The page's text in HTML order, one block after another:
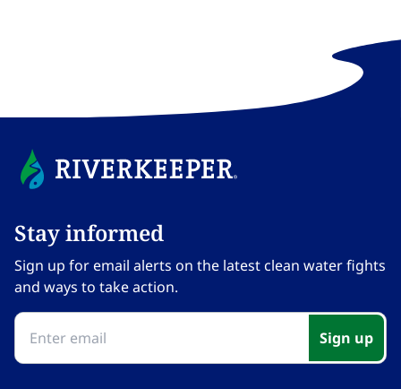
Stay informed​​​​‌ ‍ ​‍​‍‌‍ ‌ ​‍‌‍‍‌‌‍‌ ‌‍‍‌‌‍ ‍​‍​‍​ ‍‍​‍​‍‌ ​ ‌‍​‌‌‍ ‍‌‍‍‌‌ ‌​‌ ‍‌​‍ ‍‌‍‍‌‌‍ ​‍​‍​‍ ​​‍​‍‌‍‍​‌ ​‍‌‍‌‌‌‍‌‍​‍​‍​ ‍‍​‍​‍‌‍‍​‌ ‌​‌ ‌​‌ ​​‌ ​ ​ ‍‍​‍ ​‍ ‌‍​ ‌‍ ‌‌ ​ ​‍ ‍‌‍ ‌‌‍​‌‌‍‍‌‌‍ ‍​‍ ‍​ ​‍​ ​​​ ​‍​ ‌​‌ ​‍‌‍‌‌‌‍‌​‌‍‌‌‌ ​ ‌‍‍‌‌‍‌ ‌‍ ‍​‍ ‍‌ ​‍‌‍‍‌‌ ‌‍‌‍‌‌‌ ​‍‌‍‍ ‌‍‌‌‌‍‌‌‌ ​​‌‍‌‌‌ ​‍​‍ ‍‌‍ ‌ ​‍‌‍‌ ​‍ ‌‍‍‌‌‍ ‍‌ ‌​‌‍‌‌‌‍ ‍‌ ‌​​‍ ‌‍‌‌‌‍‌​‌‍‍‌‌ ‌​​‍ ‌‍ ‌‌‍ ‌‍‌​‌‍‌‌​ ‌‌ ​​‌ ​‍‌‍‌‌‌ ​ ‌‍‌‌‌‍ ‍‌ ‌​‌‍​‌‌ ‌​‌‍‍‌‌‍ ‌‍ ‍​ ‍ ‌‍‍‌‌‍‌​​ ‌‌‍‌‍‌‍ ‌‍ ‌ ‌​‌‍‌‌‌ ​‍​ ‍ ‌ ‌​‌ ‍‌‌ ​​‌‍‌‌​ ‌‌‍‌‍‌‍ ‌‍ ‌ ‌​‌‍‌‌‌ ​‍​ ‍ ‌ ​​‌‍​‌‌ ‌​‌‍‍​​ ‌‌‍ ‍‌‍‌‌‌ ‌ ‌ ​ ‌‍ ​‌‍‌‌‌ ‌​‌ ‌​‌‍‌‌‌ ​‍​‍ ‍‌ ‌​‌‍‍‌‌ ‌​‌‍ ​‌‍‌‌​ ‌‍​‍‌‍​‌‌ ​ ‌‍‌‌‌‌‌‌‌ ​‍‌‍ ​​ ‌‌‍‍​‌ ‌​‌ ‌​‌ ​​‌ ​ ​‍‌‌​ ​ ‌​​‌​‍‌‌​ ​‍‌​‌‍​‍‌‌​ ​‍‌​‌‍‌‍​ ‌‍ ‌‌ ​ ​‍ ‍‌‍ ‌‌‍​‌‌‍‍‌‌‍ ‍​‍ ‍​ ​‍​ ​​​ ​‍​ ‌​‌ ​‍‌‍‌‌‌‍‌​‌‍‌‌‌ ​ ‌‍‍‌‌‍‌ ‌‍ ‍​‍ ‍‌ ​‍‌‍‍‌‌ ‌‍‌‍‌‌‌ ​‍‌‍‍ ‌‍‌‌‌‍‌‌‌ ​​‌‍‌‌‌ ​‍​‍ ‍‌‍ ‌ ​‍‌‍‌ ​‍‌‍‌‍‍‌‌‍‌​​ ‌‌‍‌‍‌‍ ‌‍ ‌ ‌​‌‍‌‌‌ ​‍​‍‌‍‌ ‌​‌ ‍‌‌ ​​‌‍‌‌​ ‌‌‍‌‍‌‍ ‌‍ ‌ ‌​‌‍‌‌‌ ​‍​‍‌‍‌ ​​‌‍​‌‌ ‌​‌‍‍​​ ‌‌‍ ‍‌‍‌‌‌ ‌ ‌ ​ ‌‍ ​‌‍‌‌‌ ‌​‌ ‌​‌‍‌‌‌ ​‍​‍ ‍‌ ‌​‌‍‍‌‌ ‌​‌‍ ​‌‍‌‌​‍‌‍‌ ​​‌‍‌‌‌ ​‍‌ ​ ‌ ​​‌‍‌‌‌‍​ ‌ ‌​‌‍‍‌‌ ‌‍‌‍‌‌​ ‌‌ ​​‌ ‌‌‌‍​‍‌‍ ​‌‍‍‌‌ ​ ‌‍‍​‌‍‌‌‌‍‌​​‍​‍‌ ‌
Sign up for email alerts on the latest clean water fights
and ways to take action.​​​​‌ ‍ ​‍​‍‌‍ ‌ ​‍‌‍‍‌‌‍‌ ‌‍‍‌‌‍ ‍​‍​‍​ ‍‍​‍​‍‌ ​ ‌‍​‌‌‍ ‍‌‍‍‌‌ ‌​‌ ‍‌​‍ ‍‌‍‍‌‌‍ ​‍​‍​‍ ​​‍​‍‌‍‍​‌ ​‍‌‍‌‌‌‍‌‍​‍​‍​ ‍‍​‍​‍‌‍‍​‌ ‌​‌ ‌​‌ ​​‌ ​ ​ ‍‍​‍ ​‍ ‌‍​ ‌‍ ‌‌ ​ ​‍ ‍‌‍ ‌‌‍​‌‌‍‍‌‌‍ ‍​‍ ‍​ ​‍​ ​​​ ​‍​ ‌​‌ ​‍‌‍‌‌‌‍‌​‌‍‌‌‌ ​ ‌‍‍‌‌‍‌ ‌‍ ‍​‍ ‍‌ ​‍‌‍‍‌‌ ‌‍‌‍‌‌‌ ​‍‌‍‍ ‌‍‌‌‌‍‌‌‌ ​​‌‍‌‌‌ ​‍​‍ ‍‌‍ ‌ ​‍‌‍‌ ​‍ ‌‍‍‌‌‍ ‍‌ ‌​‌‍‌‌‌‍ ‍‌ ‌​​‍ ‌‍‌‌‌‍‌​‌‍‍‌‌ ‌​​‍ ‌‍ ‌‌‍ ‌‍‌​‌‍‌‌​ ‌‌ ​​‌ ​‍‌‍‌‌‌ ​ ‌‍‌‌‌‍ ‍‌ ‌​‌‍​‌‌ ‌​‌‍‍‌‌‍ ‌‍ ‍​ ‍ ‌‍‍‌‌‍‌​​ ‌‌‍‌‍‌‍ ‌‍ ‌ ‌​‌‍‌‌‌ ​‍​ ‍ ‌ ‌​‌ ‍‌‌ ​​‌‍‌‌​ ‌‌‍‌‍‌‍ ‌‍ ‌ ‌​‌‍‌‌‌ ​‍​ ‍ ‌ ​​‌‍​‌‌ ‌​‌‍‍​​ ‌‌‍ ‍‌‍‌‌‌ ‌ ‌ ​ ‌‍ ​‌‍‌‌‌ ‌​‌ ‌​‌‍‌‌‌ ​‍​‍ ‍‌‍‌​‌‍‌‌‌ ​ ‌‍​ ‌ ​‍‌‍‍‌‌ ​​‌ ‌​‌‍‍‌‌‍ ‌‍ ‍​ ‌‍​‍‌‍​‌‌ ​ ‌‍‌‌‌‌‌‌‌ ​‍‌‍ ​​ ‌‌‍‍​‌ ‌​‌ ‌​‌ ​​‌ ​ ​‍‌‌​ ​ ‌​​‌​‍‌‌​ ​‍‌​‌‍​‍‌‌​ ​‍‌​‌‍‌‍​ ‌‍ ‌‌ ​ ​‍ ‍‌‍ ‌‌‍​‌‌‍‍‌‌‍ ‍​‍ ‍​ ​‍​ ​​​ ​‍​ ‌​‌ ​‍‌‍‌‌‌‍‌​‌‍‌‌‌ ​ ‌‍‍‌‌‍‌ ‌‍ ‍​‍ ‍‌ ​‍‌‍‍‌‌ ‌‍‌‍‌‌‌ ​‍‌‍‍ ‌‍‌‌‌‍‌‌‌ ​​‌‍‌‌‌ ​‍​‍ ‍‌‍ ‌ ​‍‌‍‌ ​‍‌‍‌‍‍‌‌‍‌​​ ‌‌‍‌‍‌‍ ‌‍ ‌ ‌​‌‍‌‌‌ ​‍​‍‌‍‌ ‌​‌ ‍‌‌ ​​‌‍‌‌​ ‌‌‍‌‍‌‍ ‌‍ ‌ ‌​‌‍‌‌‌ ​‍​‍‌‍‌ ​​‌‍​‌‌ ‌​‌‍‍​​ ‌‌‍ ‍‌‍‌‌‌ ‌ ‌ ​ ‌‍ ​‌‍‌‌‌ ‌​‌ ‌​‌‍‌‌‌ ​‍​‍ ‍‌‍‌​‌‍‌‌‌ ​ ‌‍​ ‌ ​‍‌‍‍‌‌ ​​‌ ‌​‌‍‍‌‌‍ ‌‍ ‍​‍‌‍‌ ​​‌‍‌‌‌ ​‍‌ ​ ‌ ​​‌‍‌‌‌‍​ ‌ ‌​‌‍‍‌‌ ‌‍‌‍‌‌​ ‌‌ ​​‌ ‌‌‌‍​‍‌‍ ​‌‍‍‌‌ ​ ‌‍‍​‌‍‌‌‌‍‌​​‍​‍‌ ‌
Sign up​​​​‌ ‍ ​‍​‍‌‍ ‌ ​‍‌‍‍‌‌‍‌ ‌‍‍‌‌‍ ‍​‍​‍​ ‍‍​‍​‍‌ ​ ‌‍​‌‌‍ ‍‌‍‍‌‌ ‌​‌ ‍‌​‍ ‍‌‍‍‌‌‍ ​‍​‍​‍ ​​‍​‍‌‍‍​‌ ​‍‌‍‌‌‌‍‌‍​‍​‍​ ‍‍​‍​‍‌‍‍​‌ ‌​‌ ‌​‌ ​​‌ ​ ​ ‍‍​‍ ​‍ ‌‍​ ‌‍ ‌‌ ​ ​‍ ‍‌‍ ‌‌‍​‌‌‍‍‌‌‍ ‍​‍ ‍​ ​‍​ ​​​ ​‍​ ‌​‌ ​‍‌‍‌‌‌‍‌​‌‍‌‌‌ ​ ‌‍‍‌‌‍‌ ‌‍ ‍​‍ ‍‌ ​‍‌‍‍‌‌ ‌‍‌‍‌‌‌ ​‍‌‍‍ ‌‍‌‌‌‍‌‌‌ ​​‌‍‌‌‌ ​‍​‍ ‍‌‍ ‌ ​‍‌‍‌ ​‍ ‌‍‍‌‌‍ ‍‌ ‌​‌‍‌‌‌‍ ‍‌ ‌​​‍ ‌‍‌‌‌‍‌​‌‍‍‌‌ ‌​​‍ ‌‍ ‌‌‍ ‌‍‌​‌‍‌‌​ ‌‌ ​​‌ ​‍‌‍‌‌‌ ​ ‌‍‌‌‌‍ ‍‌ ‌​‌‍​‌‌ ‌​‌‍‍‌‌‍ ‌‍ ‍​ ‍ ‌‍‍‌‌‍‌​​ ‌‌‍‌‍‌‍ ‌‍ ‌ ‌​‌‍‌‌‌ ​‍​ ‍ ‌ ‌​‌ ‍‌‌ ​​‌‍‌‌​ ‌‌‍‌‍‌‍ ‌‍ ‌ ‌​‌‍‌‌‌ ​‍​ ‍ ‌ ​​‌‍​‌‌ ‌​‌‍‍​​ ‌‌‍ ‍‌‍‌‌‌ ‌ ‌ ​ ‌‍ ​‌‍‌‌‌ ‌​‌ ‌​‌‍‌‌‌ ​‍​‍ ‍‌‍​‍‌ ‌‌‌ ‌​‌ ‌​‌‍ ‌‍ ‍‌​ ​‌‍​‌‌‍​‍‌‍‌‌‌‍ ​​ ‌‍​‍‌‍​‌‌ ​ ‌‍‌‌‌‌‌‌‌ ​‍‌‍ ​​ ‌‌‍‍​‌ ‌​‌ ‌​‌ ​​‌ ​ ​‍‌‌​ ​ ‌​​‌​‍‌‌​ ​‍‌​‌‍​‍‌‌​ ​‍‌​‌‍‌‍​ ‌‍ ‌‌ ​ ​‍ ‍‌‍ ‌‌‍​‌‌‍‍‌‌‍ ‍​‍ ‍​ ​‍​ ​​​ ​‍​ ‌​‌ ​‍‌‍‌‌‌‍‌​‌‍‌‌‌ ​ ‌‍‍‌‌‍‌ ‌‍ ‍​‍ ‍‌ ​‍‌‍‍‌‌ ‌‍‌‍‌‌‌ ​‍‌‍‍ ‌‍‌‌‌‍‌‌‌ ​​‌‍‌‌‌ ​‍​‍ ‍‌‍ ‌ ​‍‌‍‌ ​‍‌‍‌‍‍‌‌‍‌​​ ‌‌‍‌‍‌‍ ‌‍ ‌ ‌​‌‍‌‌‌ ​‍​‍‌‍‌ ‌​‌ ‍‌‌ ​​‌‍‌‌​ ‌‌‍‌‍‌‍ ‌‍ ‌ ‌​‌‍‌‌‌ ​‍​‍‌‍‌ ​​‌‍​‌‌ ‌​‌‍‍​​ ‌‌‍ ‍‌‍‌‌‌ ‌ ‌ ​ ‌‍ ​‌‍‌‌‌ ‌​‌ ‌​‌‍‌‌‌ ​‍​‍ ‍‌‍​‍‌ ‌‌‌ ‌​‌ ‌​‌‍ ‌‍ ‍‌​ ​‌‍​‌‌‍​‍‌‍‌‌‌‍ ​​‍‌‍‌ ​​‌‍‌‌‌ ​‍‌ ​ ‌ ​​‌‍‌‌‌‍​ ‌ ‌​‌‍‍‌‌ ‌‍‌‍‌‌​ ‌‌ ​​‌ ‌‌‌‍​‍‌‍ ​‌‍‍‌‌ ​ ‌‍‍​‌‍‌‌‌‍‌​​‍​‍‌ ‌